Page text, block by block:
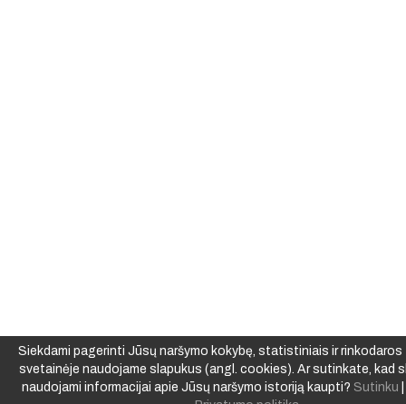
Siekdami pagerinti Jūsų naršymo kokybę, statistiniais ir
svetainėje naudojame slapukus (angl. cookies). Ar sutinkate, kad
naudojami informacijai apie Jūsų naršymo istoriją kaupti? Sutinku